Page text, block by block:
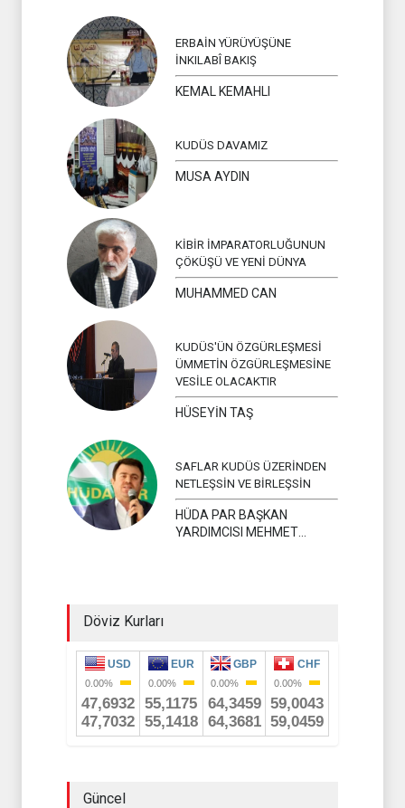
ERBAİN YÜRÜYÜŞÜNE
İNKILABÎ BAKIŞ
KEMAL KEMAHLI
KUDÜS DAVAMIZ
MUSA AYDIN
KİBİR İMPARATORLUĞUNUN
ÇÖKÜŞÜ VE YENİ DÜNYA
MUHAMMED CAN
KUDÜS'ÜN ÖZGÜRLEŞMESİ
ÜMMETİN ÖZGÜRLEŞMESİNE
VESİLE OLACAKTIR
HÜSEYİN TAŞ
SAFLAR KUDÜS ÜZERİNDEN
NETLEŞSİN VE BİRLEŞSİN
HÜDA PAR BAŞKAN
YARDIMCISI MEHMET
Döviz Kurları
Güncel